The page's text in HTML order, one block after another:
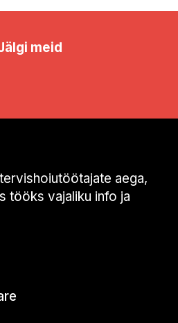
meid
aega,
tööks vajaliku info ja